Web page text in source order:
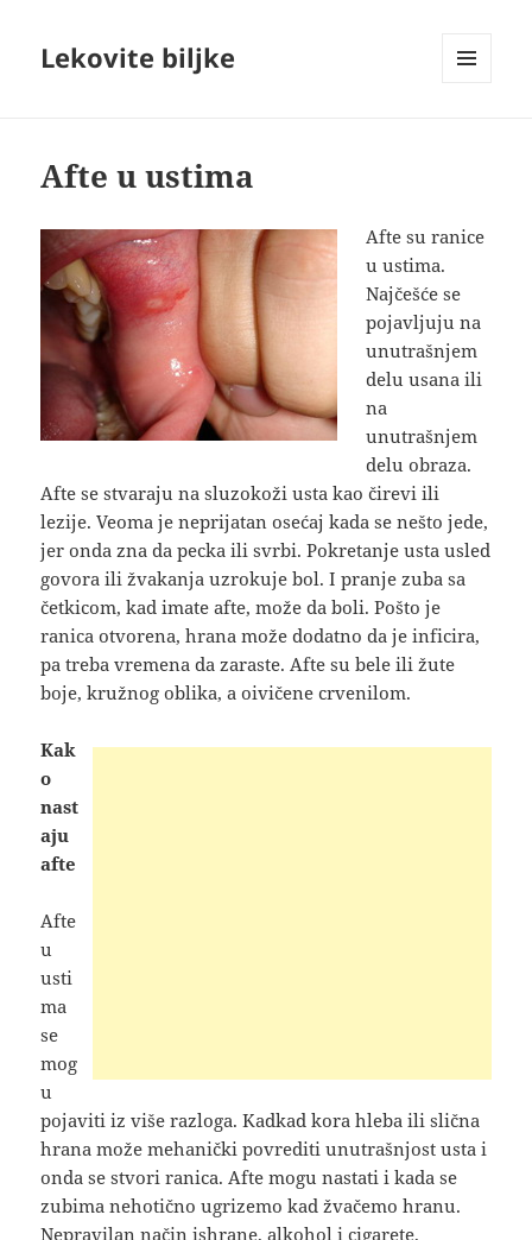
Lekovite biljke
Afte u ustima
Afte su ranice
u ustima.
Najčešće se
pojavljuju na
unutrašnjem
delu usana ili
na
unutrašnjem
delu obraza.
Afte se stvaraju na sluzokoži usta kao čirevi ili
lezije. Veoma je neprijatan osećaj kada se nešto jede,
jer onda zna da pecka ili svrbi. Pokretanje usta usled
govora ili žvakanja uzrokuje bol. I pranje zuba sa
četkicom, kad imate afte, može da boli. Pošto je
ranica otvorena, hrana može dodatno da je inficira,
pa treba vremena da zaraste. Afte su bele ili žute
boje, kružnog oblika, a oivičene crvenilom.
Kak
o
nast
aju
afte
Afte
u
usti
ma
se
mog
u
pojaviti iz više razloga. Kadkad kora hleba ili slična
hrana može mehanički povrediti unutrašnjost usta i
onda se stvori ranica. Afte mogu nastati i kada se
zubima nehotično ugrizemo kad žvačemo hranu.
Nepravilan način ishrane, alkohol i cigarete,